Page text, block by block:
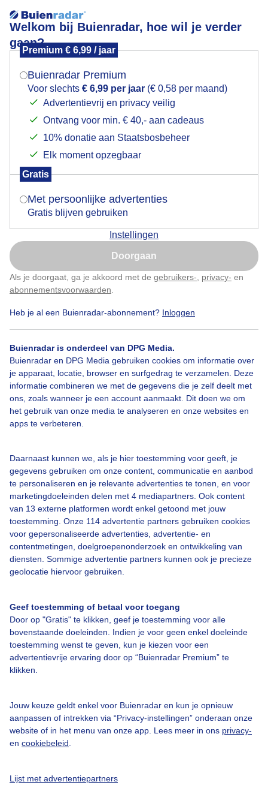
Welkom bij Buienradar, hoe wil je verder
gaan?
Premium € 6,99 / jaar
Buienradar Premium
Voor slechts € 6,99 per jaar (€ 0,58 per maand)
Advertentievrij en privacy veilig
Ontvang voor min. € 40,- aan cadeaus
10% donatie aan Staatsbosbeheer
Elk moment opzegbaar
Gratis
Met persoonlijke advertenties
Gratis blijven gebruiken
Instellingen
Doorgaan
Als je doorgaat, ga je akkoord met de gebruikers- privacy- en
abonnementsvoorwaarden
Heb je al een Buienradar-abonnement? Inloggen
Buienradar is onderdeel van DPG Media.
Buienradar en DPG Media gebruiken cookies om informatie over
je apparaat, locatie, browser en surfgedrag te verzamelen. Deze
informatie combineren we met de gegevens die je zelf deelt met
ons, zoals wanneer je een account aanmaakt. Dit doen we om
het gebruik van onze media te analyseren en onze websites en
apps te verbeteren.
Daarnaast kunnen we, als je hier toestemming voor geeft, je
gegevens gebruiken om onze content, communicatie en aanbod
te personaliseren en je relevante advertenties te tonen, en voor
marketingdoeleinden delen met 4 mediapartners. Ook content
van 13 externe platformen wordt enkel getoond met jouw
toestemming. Onze 114 advertentie partners gebruiken cookies
voor gepersonaliseerde advertenties, advertentie- en
contentmetingen, doelgroepenonderzoek en ontwikkeling van
diensten. Sommige advertentie partners kunnen ook je precieze
geolocatie hiervoor gebruiken.
Geef toestemming of betaal voor toegang
Door op "Gratis" te klikken, geef je toestemming voor alle
bovenstaande doeleinden. Indien je voor geen enkel doeleinde
toestemming wenst te geven, kun je kiezen voor een
advertentievrije ervaring door op “Buienradar Premium” te
klikken.
Jouw keuze geldt enkel voor Buienradar en kun je opnieuw
aanpassen of intrekken via “Privacy-instellingen” onderaan onze
website of in het menu van onze app. Lees meer in ons privacy-
en cookiebeleid
Lijst met advertentiepartners
Weerspiegeling van wolken tijdens de zonsondergang
Door: Jan Simmes Gemaakt: 16-05-2026, 68x bekeken
Zonsondergang
Bekijk slideshow
Over Buienradar
Bedrijfsgegevens
Contact
Toegankelijkheid
Gebruikersvoorwaarden
Adverteren
Privacy beleid
Cookie beleid
Gratis weerdata
Mogen we je locatie gebruiken voor het
Indien je hier nog geen akkoord op hebt gegeven,
verschijnt er zo een pop-up uit je browser waarin
Is goed, toon de popup
Nu niet, misschien later
Klik hierom dit aan te passen